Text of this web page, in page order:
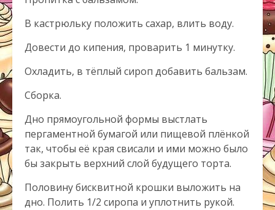
В кастрюльку положить сахар, влить воду.
Довести до кипения, проварить 1 минутку.
Охладить, в тёплый сироп добавить бальзам.
Сборка.
Дно прямоугольной формы выстлать
пергаментной бумагой или пищевой плёнкой
так, чтобы её края свисали и ими можно было
бы закрыть верхний слой будущего торта.
Половину бисквитной крошки выложить на
дно. Полить 1/2 сиропа и уплотнить рукой.